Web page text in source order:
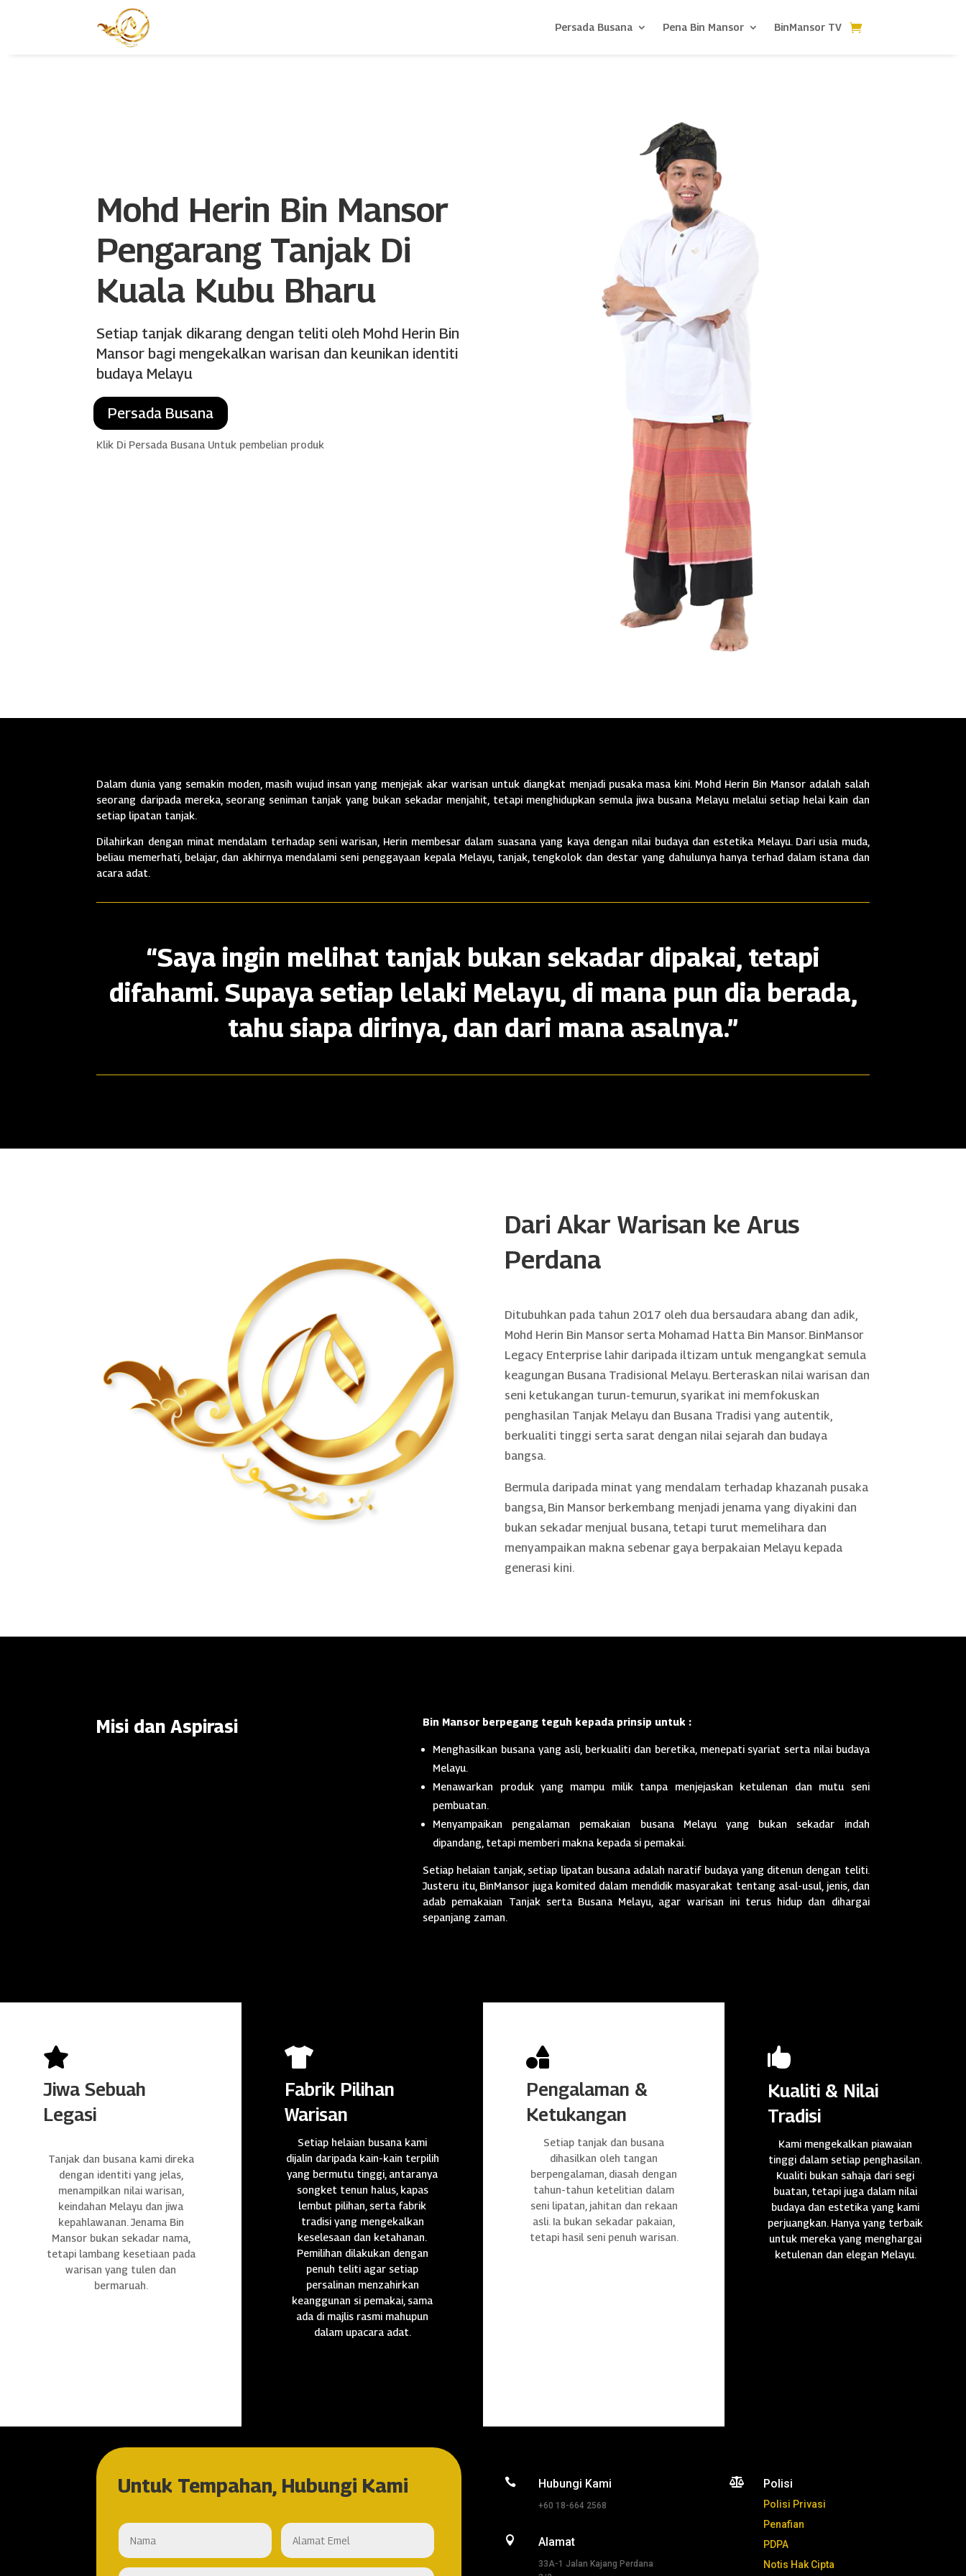
Persada Busana Pena Bin Mansor BinMansor TV
Mohd Herin Bin Mansor
Pengarang Tanjak Di
Kuala Kubu Bharu
Setiap tanjak dikarang dengan teliti oleh Mohd Herin Bin
Mansor bagi mengekalkan warisan dan keunikan identiti
budaya Melayu
Persada Busana
Klik Di Persada Busana Untuk pembelian produk
Dalam dunia yang semakin moden, masih wujud insan yang menjejak akar warisan untuk diangkat menjadi pusaka masa kini. Mohd Herin Bin Mansor adalah salah
seorang daripada mereka, seorang seniman tanjak yang bukan sekadar menjahit, tetapi menghidupkan semula jiwa busana Melayu melalui setiap helai kain dan
setiap lipatan tanjak.
Dilahirkan dengan minat mendalam terhadap seni warisan, Herin membesar dalam suasana yang kaya dengan nilai budaya dan estetika Melayu. Dari usia muda,
beliau memerhati, belajar, dan akhirnya mendalami seni penggayaan kepala Melayu, tanjak, tengkolok dan destar yang dahulunya hanya terhad dalam istana dan
acara adat.
“Saya ingin melihat tanjak bukan sekadar dipakai, tetapi
difahami. Supaya setiap lelaki Melayu, di mana pun dia berada,
tahu siapa dirinya, dan dari mana asalnya.”
Dari Akar Warisan ke Arus
Perdana
Ditubuhkan pada tahun 2017 oleh dua bersaudara abang dan adik,
Mohd Herin Bin Mansor serta Mohamad Hatta Bin Mansor. BinMansor
Legacy Enterprise lahir daripada iltizam untuk mengangkat semula
keagungan Busana Tradisional Melayu. Berteraskan nilai warisan dan
seni ketukangan turun-temurun, syarikat ini memfokuskan
penghasilan Tanjak Melayu dan Busana Tradisi yang autentik,
berkualiti tinggi serta sarat dengan nilai sejarah dan budaya
bangsa.
Bermula daripada minat yang mendalam terhadap khazanah pusaka
bangsa, Bin Mansor berkembang menjadi jenama yang diyakini dan
bukan sekadar menjual busana, tetapi turut memelihara dan
menyampaikan makna sebenar gaya berpakaian Melayu kepada
generasi kini.
Misi dan Aspirasi Bin Mansor berpegang teguh kepada prinsip untuk :
Menghasilkan busana yang asli, berkualiti dan beretika, menepati syariat serta nilai budaya
Melayu.
Menawarkan produk yang mampu milik tanpa menjejaskan ketulenan dan mutu seni
pembuatan.
Menyampaikan pengalaman pemakaian busana Melayu yang bukan sekadar indah
dipandang, tetapi memberi makna kepada si pemakai.
Setiap helaian tanjak, setiap lipatan busana adalah naratif budaya yang ditenun dengan teliti.
Justeru itu, BinMansor juga komited dalam mendidik masyarakat tentang asal-usul, jenis, dan
adab pemakaian Tanjak serta Busana Melayu, agar warisan ini terus hidup dan dihargai
sepanjang zaman.

Jiwa Sebuah
Legasi
Tanjak dan busana kami direka
dengan identiti yang jelas,
menampilkan nilai warisan,
keindahan Melayu dan jiwa
kepahlawanan. Jenama Bin
Mansor bukan sekadar nama,
tetapi lambang kesetiaan pada
warisan yang tulen dan
bermaruah.

Fabrik Pilihan
Warisan
Setiap helaian busana kami
dijalin daripada kain-kain terpilih
yang bermutu tinggi, antaranya
songket tenun halus, kapas
lembut pilihan, serta fabrik
tradisi yang mengekalkan
keselesaan dan ketahanan.
Pemilihan dilakukan dengan
penuh teliti agar setiap
persalinan menzahirkan
keanggunan si pemakai, sama
ada di majlis rasmi mahupun
dalam upacara adat.

Pengalaman &
Ketukangan
Setiap tanjak dan busana
dihasilkan oleh tangan
berpengalaman, diasah dengan
tahun-tahun ketelitian dalam
seni lipatan, jahitan dan rekaan
asli. Ia bukan sekadar pakaian,
tetapi hasil seni penuh warisan.

Kualiti & Nilai
Tradisi
Kami mengekalkan piawaian
tinggi dalam setiap penghasilan.
Kualiti bukan sahaja dari segi
buatan, tetapi juga dalam nilai
budaya dan estetika yang kami
perjuangkan. Hanya yang terbaik
untuk mereka yang menghargai
ketulenan dan elegan Melayu.
Untuk Tempahan, Hubungi Kami  Hubungi Kami
+60 18-664 2568
 Alamat
33A-1 Jalan Kajang Perdana
 Polisi
Polisi Privasi
Penafian
PDPA
Notis Hak Cipta